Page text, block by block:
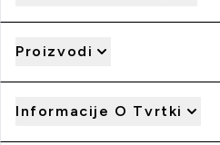
Proizvodi
Informacije O Tvrtki